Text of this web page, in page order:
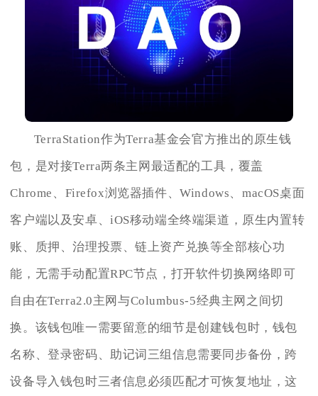
TerraStation作为Terra基金会官方推出的原生钱
包，是对接Terra两条主网最适配的工具，覆盖
Chrome、Firefox浏览器插件、Windows、macOS桌面
客户端以及安卓、iOS移动端全终端渠道，原生内置转
账、质押、治理投票、链上资产兑换等全部核心功
能，无需手动配置RPC节点，打开软件切换网络即可
自由在Terra2.0主网与Columbus-5经典主网之间切
换。该钱包唯一需要留意的细节是创建钱包时，钱包
名称、登录密码、助记词三组信息需要同步备份，跨
设备导入钱包时三者信息必须匹配才可恢复地址，这